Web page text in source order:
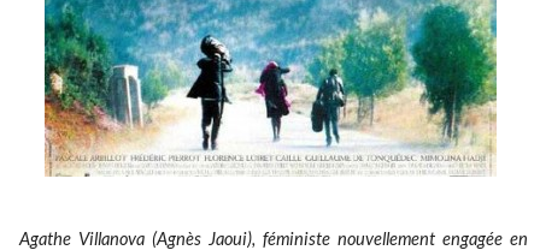
Agathe Villanova (Agnès Jaoui), féministe nouvellement engagée en